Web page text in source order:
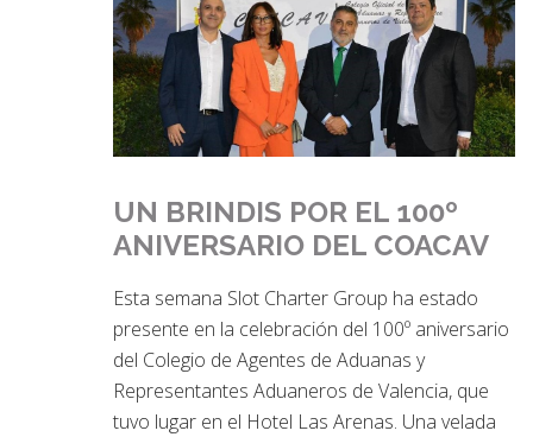
UN BRINDIS POR EL 100º
ANIVERSARIO DEL COACAV
Esta semana Slot Charter Group ha estado
presente en la celebración del 100º aniversario
del Colegio de Agentes de Aduanas y
Representantes Aduaneros de Valencia, que
tuvo lugar en el Hotel Las Arenas. Una velada